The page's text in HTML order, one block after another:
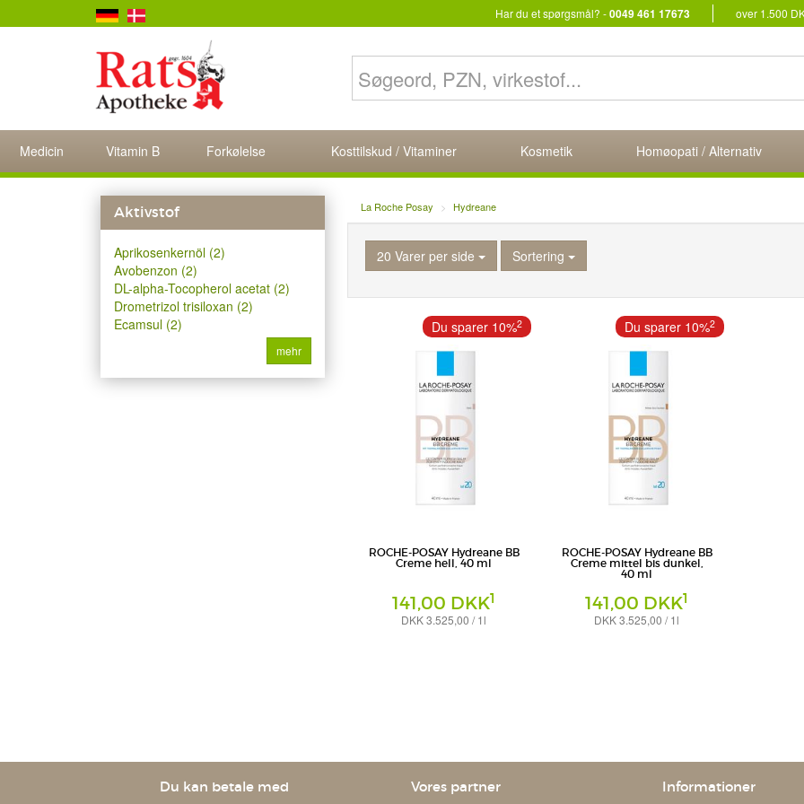
Har du et spørgsmål? -0049 461 17673 over 1.500
Medicin Vitamin B Forkølelse Kosttilskud / Vitaminer Kosmetik Homøopati / Alternativ
Aktivstof
Aprikosenkernöl (2)
Avobenzon (2)
DL-alpha-Tocopherol acetat (2)
Drometrizol trisiloxan (2)
Ecamsul (2)
mehr
La Roche Posay Hydreane
20 Varer per side Sortering
ROCHE-POSAY Hydreane BB
Creme hell, 40 ml
141,00 DKK1
DKK 3.525,00 / 1l
Du sparer 10%2
ROCHE-POSAY Hydreane BB
Creme mittel bis dunkel,
40 ml
141,00 DKK1
DKK 3.525,00 / 1l
Du sparer 10%2
Du kan betale med Vores partner Informationer